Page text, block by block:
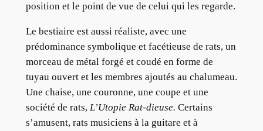
position et le point de vue de celui qui les regarde.
Le bestiaire est aussi réaliste, avec une
prédominance symbolique et facétieuse de rats, un
morceau de métal forgé et coudé en forme de
tuyau ouvert et les membres ajoutés au chalumeau.
Une chaise, une couronne, une coupe et une
société de rats, L’Utopie Rat-dieuse. Certains
s’amusent, rats musiciens à la guitare et à